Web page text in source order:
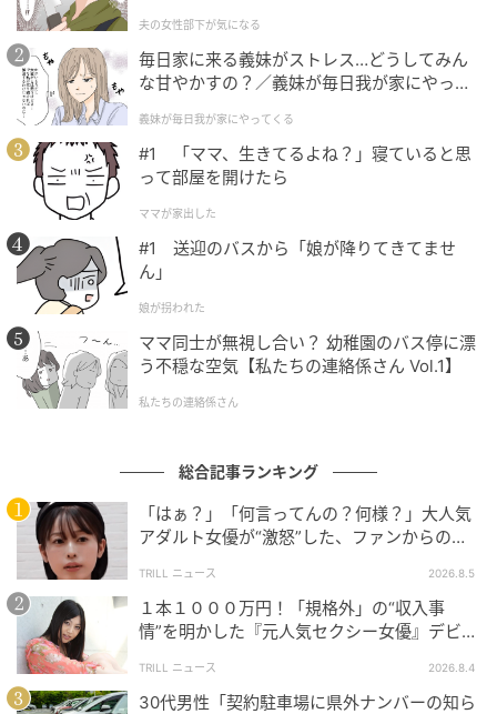
ウーマンエキサイト
夫の女性部下が気になる
毎日家に来る義妹がストレス…どうしてみん
な甘やかすの？／義妹が毎日我が家にやって
が】
義妹が毎日我が家にやってくる
#1 「ママ、生きてるよね？」寝ていると思
って部屋を開けたら
ママが家出した
#1 送迎のバスから「娘が降りてきてませ
ん」
娘が拐われた
ママ同士が無視し合い？ 幼稚園のバス停に漂
う不穏な空気【私たちの連絡係さん Vol.1】
私たちの連絡係さん
総合記事ランキング
「はぁ？」「何言ってんの？何様？」大人気
アダルト女優が“激怒”した、ファンからの
TRILL ニュース 2026.8.5
１本１０００万円！「規格外」の“収入事
情”を明かした『元人気セクシー女優』デビュ
TRILL ニュース 2026.8.4
30代男性「契約駐車場に県外ナンバーの知ら